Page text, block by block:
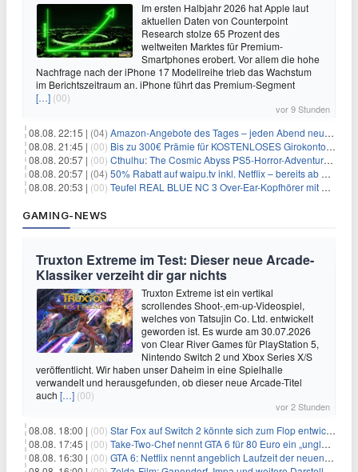
Im ersten Halbjahr 2026 hat Apple laut
aktuellen Daten von Counterpoint
Research stolze 65 Prozent des
weltweiten Marktes für Premium-
Smartphones erobert. Vor allem die hohe
Nachfrage nach der iPhone 17 Modellreihe trieb das Wachstum
im Berichtszeitraum an. iPhone führt das Premium-Segment
[…] (00)
vor 9 Stunden
08.08. 22:15 | (04) Amazon-Angebote des Tages – jeden Abend neue Deals zum Stöbern
08.08. 21:45 | (00) Bis zu 300€ Prämie für KOSTENLOSES Girokonto bei der Santander – 50€ schon nach 1 Woche!
08.08. 20:57 | (00) Cthulhu: The Cosmic Abyss PS5-Horror-Adventure für 27,99€
08.08. 20:57 | (04) 50% Rabatt auf waipu.tv inkl. Netflix – bereits ab 9€/Monat (statt 17,99€)
08.08. 20:53 | (00) Teufel REAL BLUE NC 3 Over-Ear-Kopfhörer mit ANC für 149,99€
GAMING-NEWS
Truxton Extreme im Test: Dieser neue Arcade-
Klassiker verzeiht dir gar nichts
Truxton Extreme ist ein vertikal
scrollendes Shoot-‚em-up-Videospiel,
welches von Tatsujin Co. Ltd. entwickelt
geworden ist. Es wurde am 30.07.2026
von Clear River Games für PlayStation 5,
Nintendo Switch 2 und Xbox Series X/S
veröffentlicht. Wir haben unser Daheim in eine Spielhalle
verwandelt und herausgefunden, ob dieser neue Arcade-Titel
auch […] (00)
vor 2 Stunden
08.08. 18:00 | (00) Star Fox auf Switch 2 könnte sich zum Flop entwickeln
08.08. 17:45 | (00) Take-Two-Chef nennt GTA 6 für 80 Euro ein „unglaubliches Schnäppchen“
08.08. 16:30 | (00) GTA 6: Netflix nennt angeblich Laufzeit der neuen Gameplay-Präsentation